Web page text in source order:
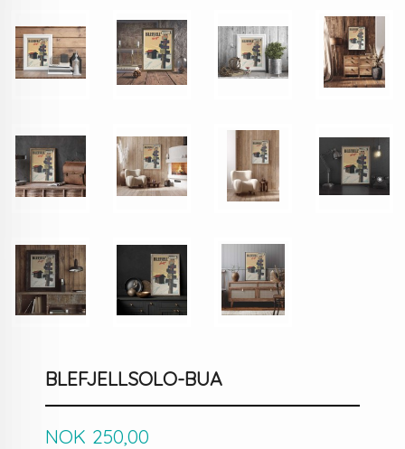
BLEFJELLSOLO-BUA
Pris
NOK 250,00